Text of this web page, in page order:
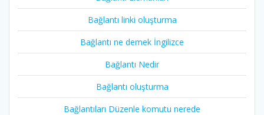
Bağlantı linki oluşturma
Bağlantı ne demek İngilizce
Bağlantı Nedir
Bağlantı oluşturma
Bağlantıları Düzenle komutu nerede